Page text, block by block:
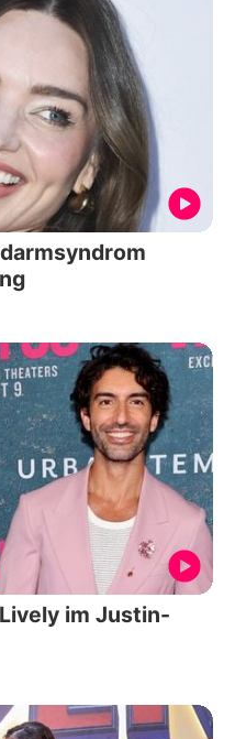
im Justin-